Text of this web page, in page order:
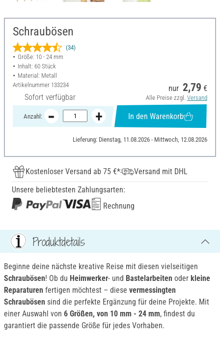
Schraubösen
(34)
Größe: 10 - 24 mm
Inhalt: 60 Stück
Material: Metall
Artikelnummer 133234
Sofort verfügbar
nur 2,79 €
Alle Preise zzgl. Versand
Anzahl: In den Warenkorb
Lieferung: Dienstag, 11.08.2026 - Mittwoch, 12.08.2026
Kostenloser Versand ab 75 €*
Versand mit DHL
Unsere beliebtesten Zahlungsarten:
Rechnung
Produktdetails
Beginne deine nächste kreative Reise mit diesen vielseitigen
Schraubösen! Ob du Heimwerker- und Bastelarbeiten oder kleine
Reparaturen fertigen möchtest – diese vermessingten
Schraubösen sind die perfekte Ergänzung für deine Projekte. Mit
einer Auswahl von 6 Größen, von 10 mm - 24 mm, findest du
garantiert die passende Größe für jedes Vorhaben.